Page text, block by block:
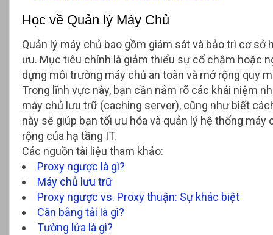
Học về Quản lý Máy Chủ
Quản lý máy chủ bao gồm giám sát và bảo trì cơ
ưu. Mục tiêu chính là giảm thiểu sự cố chậm hoặc
dựng môi trường máy chủ an toàn và mở rộng quy
Trong lĩnh vực này, bạn cần nắm rõ các khái niệm
máy chủ lưu trữ (caching server), cũng như biết
này sẽ giúp bạn tối ưu hóa và quản lý hệ thống
rộng của hạ tầng IT.
Các nguồn tài liệu tham khảo:
Proxy ngược là gì?
Máy chủ lưu trữ
Proxy ngược vs. Proxy thuận: Sự khác biệt
Cân bằng tải là gì?
Tường lửa là gì?